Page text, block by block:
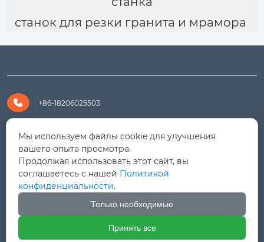
станок для резки гранита и мрамора
 +86-18206025503
 +8618206025503
 yanali@hualongm.com

351144, Китай, пров.Фуцзянь, г. Путянь, район Личэн,
промышленная зона Хуанши

Мы используем файлы cookie для улучшения
вашего опыта просмотра.
Продолжая использовать этот сайт, вы
соглашаетесь с нашей Политикой
конфиденциальности.
Только необходимые
Принять все